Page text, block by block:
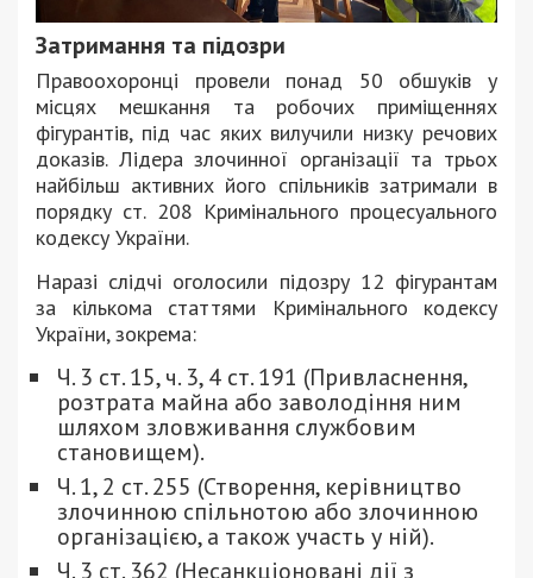
Затримання та підозри
Правоохоронці провели понад 50 обшуків у
місцях мешкання та робочих приміщеннях
фігурантів, під час яких вилучили низку речових
доказів. Лідера злочинної організації та трьох
найбільш активних його спільників затримали в
порядку ст. 208 Кримінального процесуального
кодексу України.
Наразі слідчі оголосили підозру 12 фігурантам
за кількома статтями Кримінального кодексу
України, зокрема:
Ч. 3 ст. 15, ч. 3, 4 ст. 191 (Привласнення,
розтрата майна або заволодіння ним
шляхом зловживання службовим
становищем).
Ч. 1, 2 ст. 255 (Створення, керівництво
злочинною спільнотою або злочинною
організацією, а також участь у ній).
Ч. 3 ст. 362 (Несанкціоновані дії з